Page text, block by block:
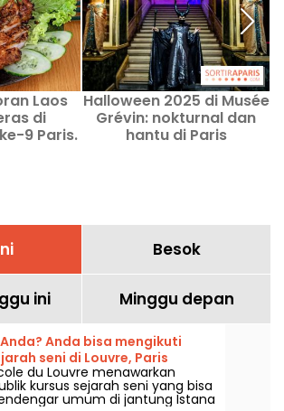
Laos
di
9 Paris.
Halloween 2025 di Musée
Grévin: nokturnal dan
hantu di Paris
Besok
ini Minggu depan
Anda bisa mengikuti
seni di Louvre, Paris
du Louvre menawarkan
kursus sejarah seni yang bisa
umum di jantung Istana